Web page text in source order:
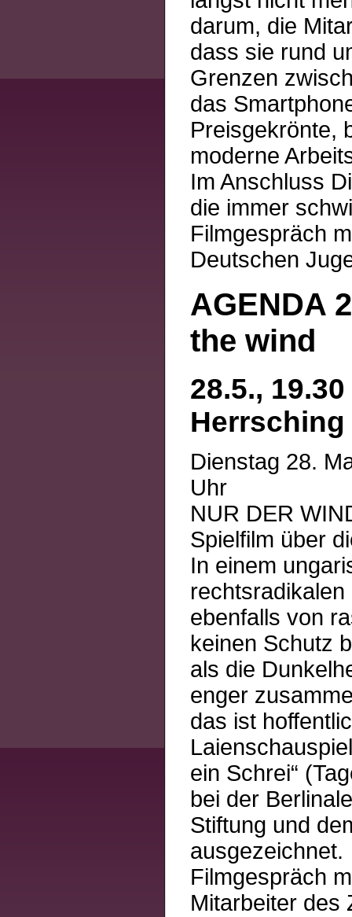
darum, die
dass sie rund
Grenzen
das
Preisgekrönte,
moderne
Im Anschluss
die immer
Filmgespräch
Deutschen
AGENDA
the wind
28.5.,
Herrsching
Dienstag 28.
Uhr
NUR DER
Spielfilm über
In einem
ebenfalls von
keinen Schutz
als die
enger
das ist
ein Schrei“
bei der
Stiftung und
ausgezeichnet.
Filmgespräch
Mitarbeiter des